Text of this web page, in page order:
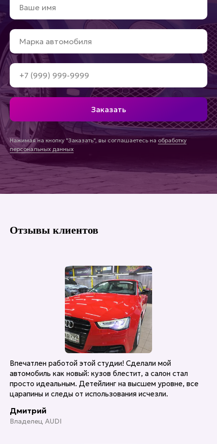
Заказать
Нажимая на кнопку "Заказать", вы соглашаетесь на обработку
персональных данных
Отзывы клиентов
Впечатлен работой этой студии! Сделали мой
автомобиль как новый: кузов блестит, а салон стал
просто идеальным. Детейлинг на высшем уровне, все
царапины и следы от использования исчезли.
Дмитрий
Владелец AUDI